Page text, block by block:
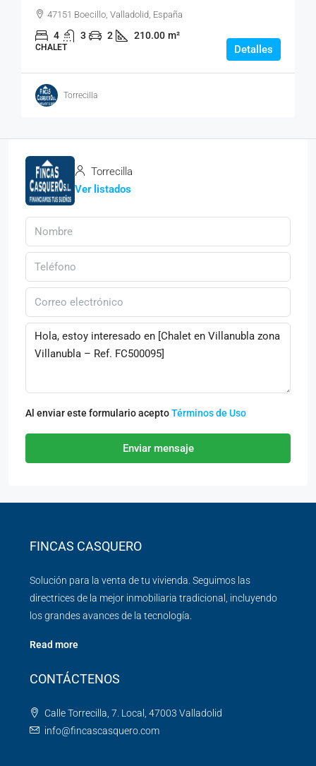
47151 Boecillo, Valladolid, España
4 3 2 210.00 m²
CHALET Detalles
Torrecilla
Torrecilla
Ver listados
Al enviar este formulario aceptoTérminos de Uso
Enviar mensaje
FINCAS CASQUERO
Solución para la venta de tu vivienda. Seguimos las
directrices de la mejor inmobiliaria tradicional, incluyendo
los grandes avances de la tecnología.
Read more
CONTÁCTENOS
Calle Torrecilla, 7. Local, 47003 Valladolid
info@fincascasquero.com